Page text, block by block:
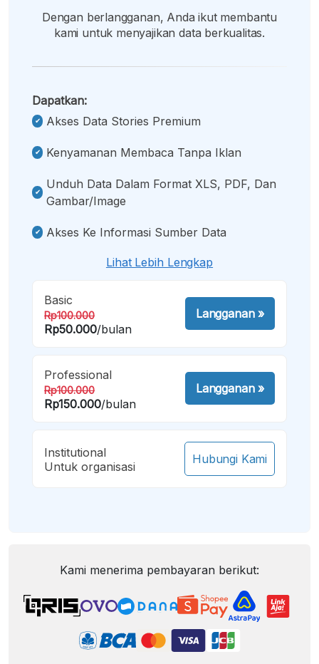
Dengan berlangganan, Anda ikut membantu
kami untuk menyajikan data berkualitas.
Dapatkan:
Akses Data Stories Premium
Kenyamanan Membaca Tanpa Iklan
Unduh Data Dalam Format XLS, PDF, Dan
Gambar/image
Akses Ke Informasi Sumber Data
Lihat Lebih Lengkap
Basic
Rp100.000
Rp50.000/bulan
Langganan»
Professional
Rp100.000
Rp150.000/bulan
Langganan»
Institutional
Untuk organisasi
Hubungi Kami
Kami menerima pembayaran berikut: